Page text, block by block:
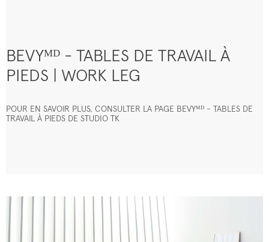
BEVYᴹᴰ - TABLES DE TRAVAIL À
PIEDS | WORK LEG
POUR EN SAVOIR PLUS, CONSULTER LA PAGE BEVYᴹᴰ - TABLES DE
TRAVAIL À PIEDS DE STUDIO TK